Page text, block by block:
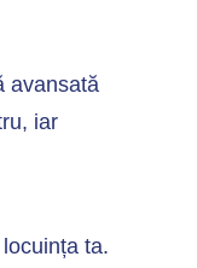
avansată
iar
ta.